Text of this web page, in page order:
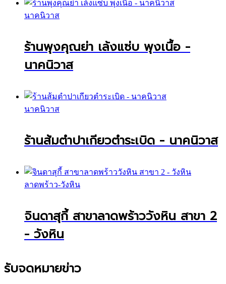
นาคนิวาส
ร้านพุงคุณย่า เล้งแซ่บ พุงเนื้อ -
นาคนิวาส
นาคนิวาส
ร้านส้มตำปาเกียวตำระเบิด - นาคนิวาส
ลาดพร้าว-วังหิน
จินดาสุกี้ สาขาลาดพร้าววังหิน สาขา 2
- วังหิน
รับจดหมายข่าว